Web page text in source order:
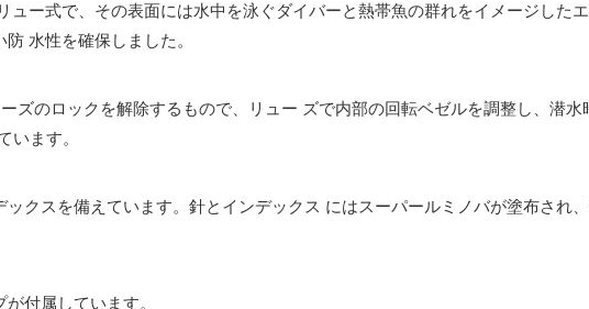
ー式で、その表面には水中を泳ぐダイバーと熱帯魚の群れをイメージした
水性を確保しました。
ズのロックを解除するもので、リュー ズで内部の回転ベゼルを調整し、潜水
います。
クスを備えています。針とインデックス にはスーパールミノバが塗布され
付属しています。